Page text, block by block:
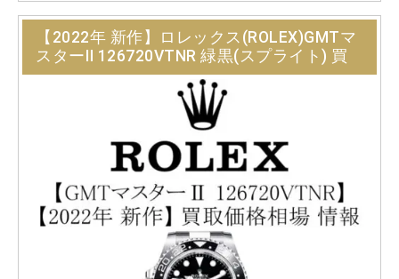
【2022年 新作】ロレックス(ROLEX)GMTマ
スターⅡ 126720VTNR 緑黒(スプライト) 買
取価格相場 情報